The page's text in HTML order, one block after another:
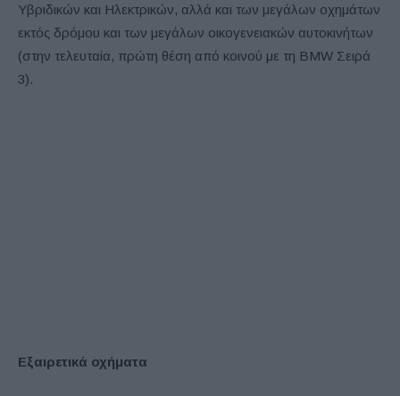
Υβριδικών και Ηλεκτρικών, αλλά και των μεγάλων οχημάτων
εκτός δρόμου και των μεγάλων οικογενειακών αυτοκινήτων
(στην τελευταία, πρώτη θέση από κοινού με τη BMW Σειρά
3).
Εξαιρετικά οχήματα